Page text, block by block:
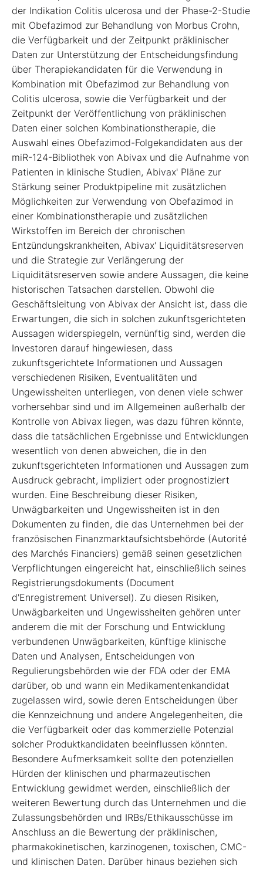
der Indikation Colitis ulcerosa und der Phase-2-Studie
mit Obefazimod zur Behandlung von Morbus Crohn,
die Verfügbarkeit und der Zeitpunkt präklinischer
Daten zur Unterstützung der Entscheidungsfindung
über Therapiekandidaten für die Verwendung in
Kombination mit Obefazimod zur Behandlung von
Colitis ulcerosa, sowie die Verfügbarkeit und der
Zeitpunkt der Veröffentlichung von präklinischen
Daten einer solchen Kombinationstherapie, die
Auswahl eines Obefazimod-Folgekandidaten aus der
miR-124-Bibliothek von Abivax und die Aufnahme von
Patienten in klinische Studien, Abivax' Pläne zur
Stärkung seiner Produktpipeline mit zusätzlichen
Möglichkeiten zur Verwendung von Obefazimod in
einer Kombinationstherapie und zusätzlichen
Wirkstoffen im Bereich der chronischen
Entzündungskrankheiten, Abivax' Liquiditätsreserven
und die Strategie zur Verlängerung der
Liquiditätsreserven sowie andere Aussagen, die keine
historischen Tatsachen darstellen. Obwohl die
Geschäftsleitung von Abivax der Ansicht ist, dass die
Erwartungen, die sich in solchen zukunftsgerichteten
Aussagen widerspiegeln, vernünftig sind, werden die
Investoren darauf hingewiesen, dass
zukunftsgerichtete Informationen und Aussagen
verschiedenen Risiken, Eventualitäten und
Ungewissheiten unterliegen, von denen viele schwer
vorhersehbar sind und im Allgemeinen außerhalb der
Kontrolle von Abivax liegen, was dazu führen könnte,
dass die tatsächlichen Ergebnisse und Entwicklungen
wesentlich von denen abweichen, die in den
zukunftsgerichteten Informationen und Aussagen zum
Ausdruck gebracht, impliziert oder prognostiziert
wurden. Eine Beschreibung dieser Risiken,
Unwägbarkeiten und Ungewissheiten ist in den
Dokumenten zu finden, die das Unternehmen bei der
französischen Finanzmarktaufsichtsbehörde (Autorité
des Marchés Financiers) gemäß seinen gesetzlichen
Verpflichtungen eingereicht hat, einschließlich seines
Registrierungsdokuments (Document
d'Enregistrement Universel). Zu diesen Risiken,
Unwägbarkeiten und Ungewissheiten gehören unter
anderem die mit der Forschung und Entwicklung
verbundenen Unwägbarkeiten, künftige klinische
Daten und Analysen, Entscheidungen von
Regulierungsbehörden wie der FDA oder der EMA
darüber, ob und wann ein Medikamentenkandidat
zugelassen wird, sowie deren Entscheidungen über
die Kennzeichnung und andere Angelegenheiten, die
die Verfügbarkeit oder das kommerzielle Potenzial
solcher Produktkandidaten beeinflussen könnten.
Besondere Aufmerksamkeit sollte den potenziellen
Hürden der klinischen und pharmazeutischen
Entwicklung gewidmet werden, einschließlich der
weiteren Bewertung durch das Unternehmen und die
Zulassungsbehörden und IRBs/Ethikausschüsse im
Anschluss an die Bewertung der präklinischen,
pharmakokinetischen, karzinogenen, toxischen, CMC-
und klinischen Daten. Darüber hinaus beziehen sich